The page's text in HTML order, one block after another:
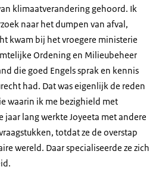
klimaatverandering gehoord. Ik
naar het dumpen van afval,
kwam bij het vroegere ministerie
Ordening en Milieubeheer
die goed Engels sprak en kennis
had. Dat was eigenlijk de reden
waarin ik me bezighield met
jaar lang werkte Joyeeta met andere
totdat ze de overstap
wereld. Daar specialiseerde ze zich